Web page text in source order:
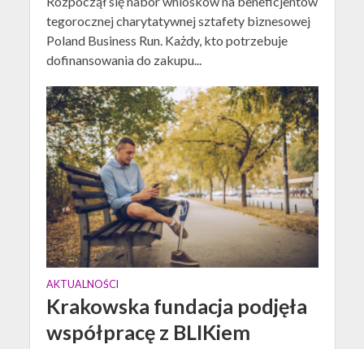
tegorocznej charytatywnej sztafety biznesowej
Poland Business Run. Każdy, kto potrzebuje
dofinansowania do zakupu...
AKTUALNOŚCI
Krakowska fundacja podjęła
współpracę z BLIKiem